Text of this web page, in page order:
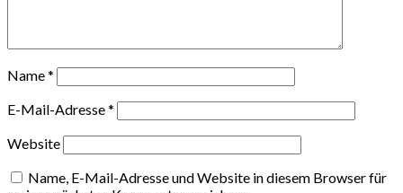
Name*
E-Mail-Adresse*
Website
Name, E-Mail-Adresse und Website in diesem Browser für